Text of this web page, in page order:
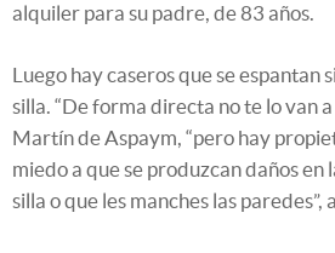
alquiler para su padre, de 83 años.
Luego hay caseros que se espantan
silla. “De forma directa no te lo van
Martín de Aspaym, “pero hay
miedo a que se produzcan daños en
silla o que les manches las paredes”,